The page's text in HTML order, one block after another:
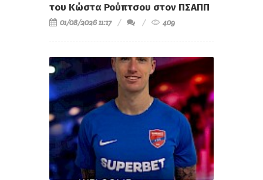
του Κώστα Ρούπτσου στον ΠΣΑΠΠ
01/08/2026 11:17 409